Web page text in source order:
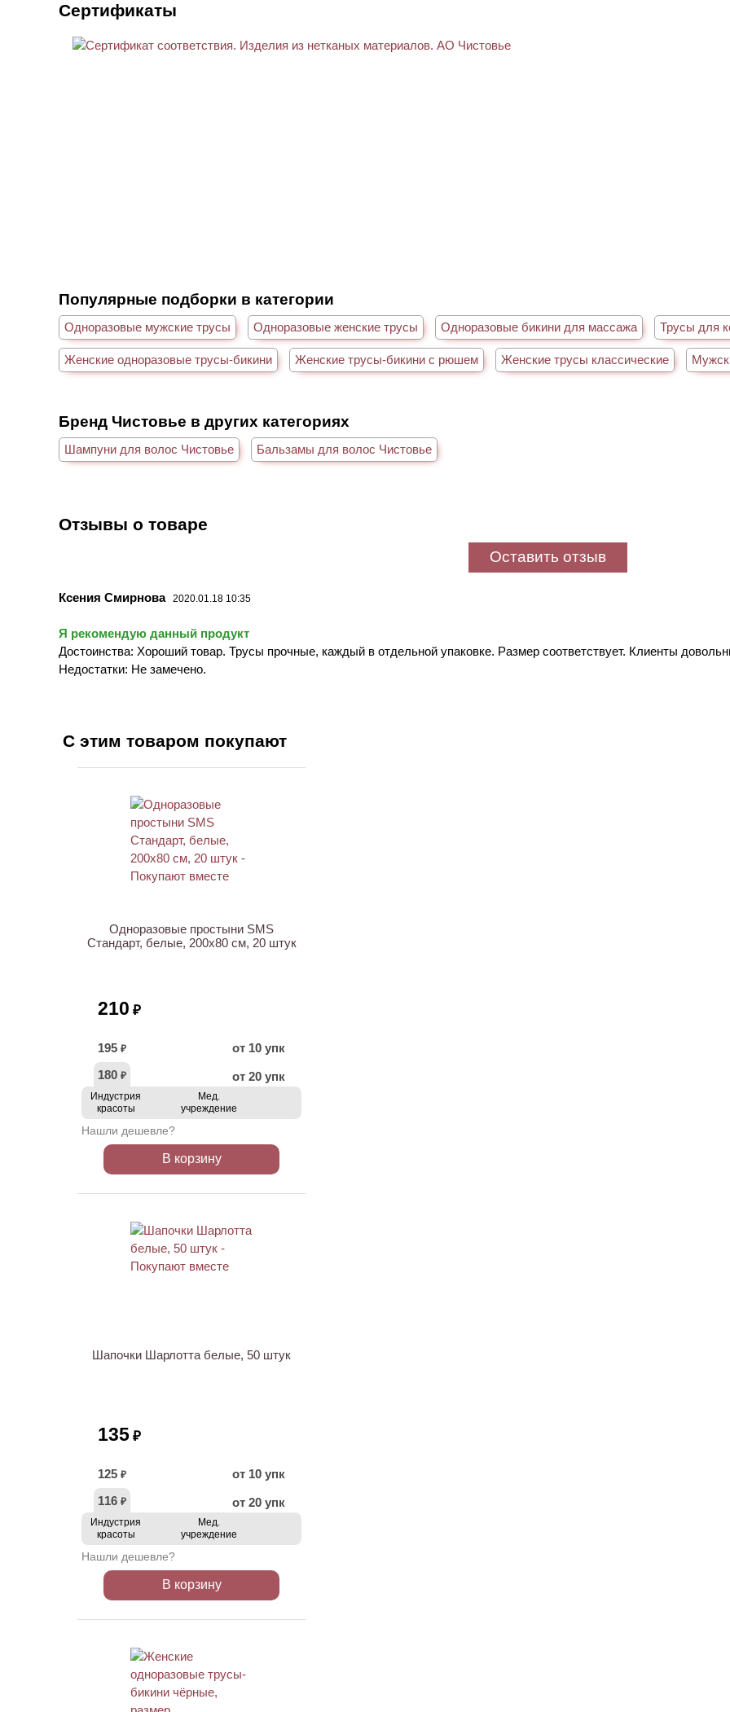
Сертификаты
Популярные подборки в категории
Одноразовые мужские трусы Одноразовые женские трусы Одноразовые бикини для массажа Трусы для
Женские одноразовые трусы-бикини Женские трусы-бикини с рюшем Женские трусы классические
Бренд Чистовье в других категориях
Шампуни для волос Чистовье Бальзамы для волос Чистовье
Отзывы о товаре
Оставить отзыв
Ксения Смирнова 2020.01.18 10:35
Я рекомендую данный продукт
Достоинства: Хороший товар. Трусы прочные, каждый в отдельной упаковке. Размер соответствует. Клиенты
Недостатки: Не замечено.
С этим товаром покупают
Одноразовые простыни SMS
Стандарт, белые, 200х80 см, 20 штук
210 ₽
195 ₽
от 10 упк
180 ₽ от 20 упк
Индустрия
красоты
Мед.
учреждение
Нашли дешевле?
В корзину
Шапочки Шарлотта белые, 50 штук
135 ₽
125 ₽
от 10 упк
116 ₽ от 20 упк
Индустрия
красоты
Мед.
учреждение
Нашли дешевле?
В корзину